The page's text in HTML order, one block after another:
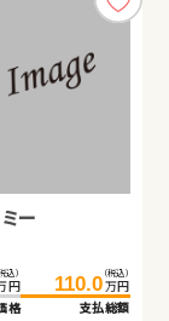
ー
込）
円
格
110.0 （税込）
万円
支払総額
込）
万円
（税込）
ト ハイブリ
もり・在庫確認